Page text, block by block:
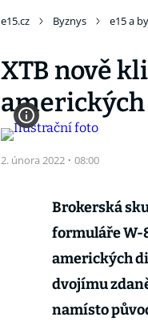
e15.cz Byznys e15 a
XTB nově
2. února 2022 · 08:00
Brokerská
formuláře W-
amerických
dvojímu
namísto